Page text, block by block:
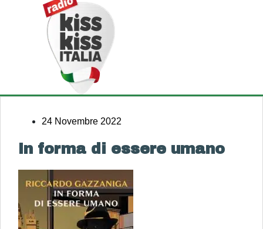
24 Novembre 2022
In forma di essere umano